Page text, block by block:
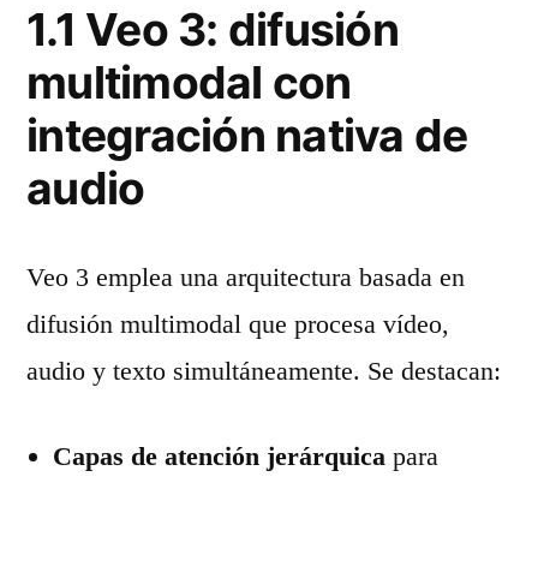
1.1 Veo 3: difusión
multimodal con
integración nativa de
audio
Veo 3 emplea una arquitectura basada en
difusión multimodal que procesa vídeo,
audio y texto simultáneamente. Se destacan:
Capas de atención jerárquica para